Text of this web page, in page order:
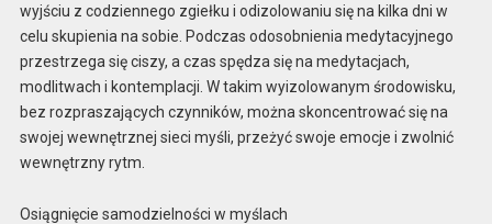
wyjściu z codziennego zgiełku i odizolowaniu się na kilka dni w
celu skupienia na sobie. Podczas odosobnienia medytacyjnego
przestrzega się ciszy, a czas spędza się na medytacjach,
modlitwach i kontemplacji. W takim wyizolowanym środowisku,
bez rozpraszających czynników, można skoncentrować się na
swojej wewnętrznej sieci myśli, przeżyć swoje emocje i zwolnić
wewnętrzny rytm.
Osiągnięcie samodzielności w myślach